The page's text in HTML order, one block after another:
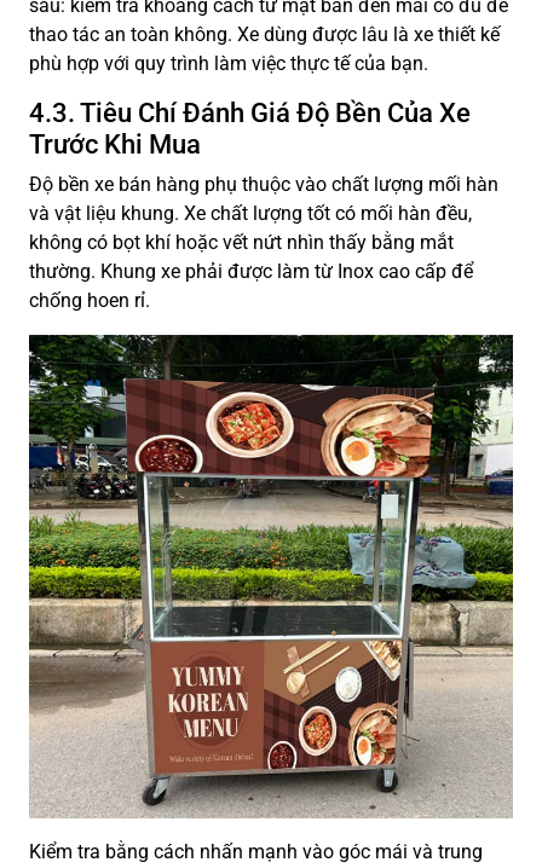
sâu: kiểm tra khoảng cách từ mặt bàn đến mái có đủ để
thao tác an toàn không. Xe dùng được lâu là xe thiết kế
phù hợp với quy trình làm việc thực tế của bạn.
4.3. Tiêu Chí Đánh Giá Độ Bền Của Xe
Trước Khi Mua
Độ bền xe bán hàng phụ thuộc vào chất lượng mối hàn
và vật liệu khung. Xe chất lượng tốt có mối hàn đều,
không có bọt khí hoặc vết nứt nhìn thấy bằng mắt
thường. Khung xe phải được làm từ Inox cao cấp để
chống hoen rỉ.
Kiểm tra bằng cách nhấn mạnh vào góc mái và trung